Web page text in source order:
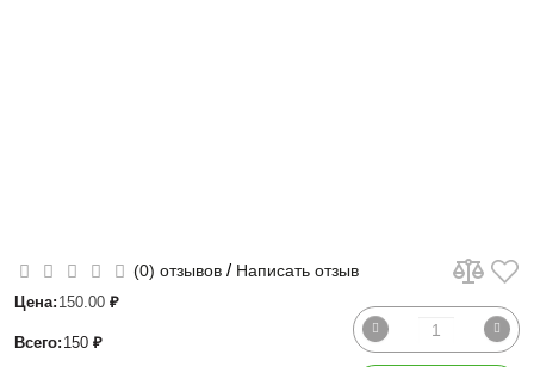
(0) отзывов / Написать отзыв
Цена: 150.00 ₽
Всего: 150 ₽